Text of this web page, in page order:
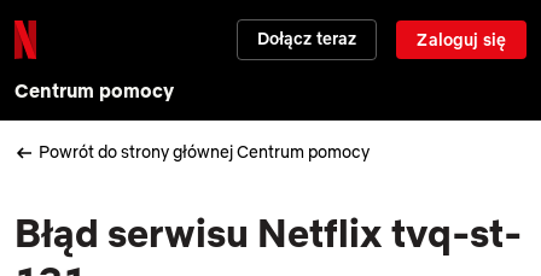
Dołącz teraz Zaloguj się
Centrum pomocy
Powrót do strony głównej Centrum pomocy
Błąd serwisu Netflix tvq-st-